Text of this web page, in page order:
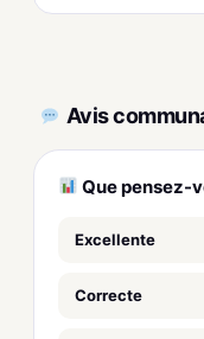
Avis
Que pensez-
Excellente
Correcte